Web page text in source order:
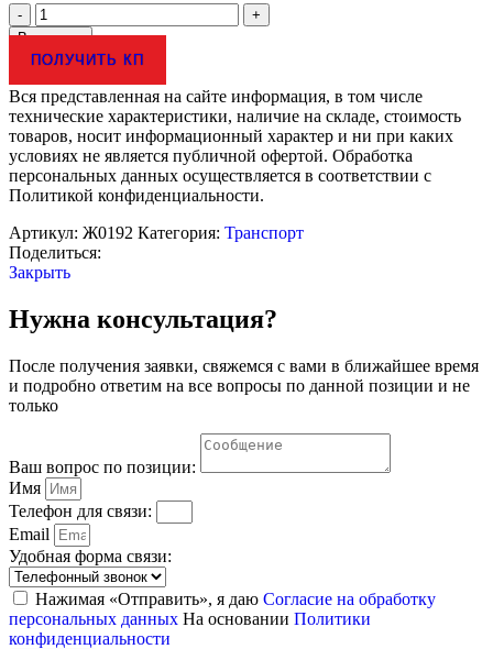
Количество
товара
Стенд
"Классификация
дефектов
и
повреждений
элементов
стрелочных
переводов"
В корзину
ПОЛУЧИТЬ КП
Вся представленная на сайте информация, в том числе
технические характеристики, наличие на складе, стоимость
товаров, носит информационный характер и ни при каких
условиях не является публичной офертой. Обработка
персональных данных осуществляется в соответствии с
Политикой конфиденциальности.
Артикул: Ж0192 Категория: Транспорт
Поделиться:
Закрыть
Нужна консультация?
После получения заявки, свяжемся с вами в ближайшее время
и подробно ответим на все вопросы по данной позиции и не
только
Ваш вопрос по позиции:
Имя
Телефон для связи:
Email
Удобная форма связи:
Нажимая «Отправить», я даю Согласие на обработку
персональных данных На основании Политики
конфиденциальности